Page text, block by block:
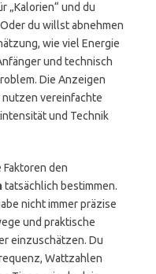
„Kalorien“ und du
du willst abnehmen
wie viel Energie
und technisch
Die Anzeigen
vereinfachte
und Technik
den
tatsächlich bestimmen.
nicht immer präzise
und praktische
einzuschätzen. Du
Wattzahlen